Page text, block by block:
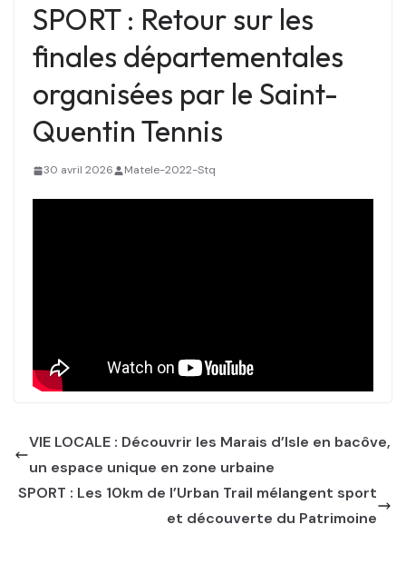
SPORT : Retour sur les
finales départementales
organisées par le Saint-
Quentin Tennis
30 avril 2026 Matele-2022-Stq
VIE LOCALE : Découvrir les Marais d’Isle en bacôve,
un espace unique en zone urbaine
SPORT : Les 10km de l’Urban Trail mélangent sport
et découverte du Patrimoine